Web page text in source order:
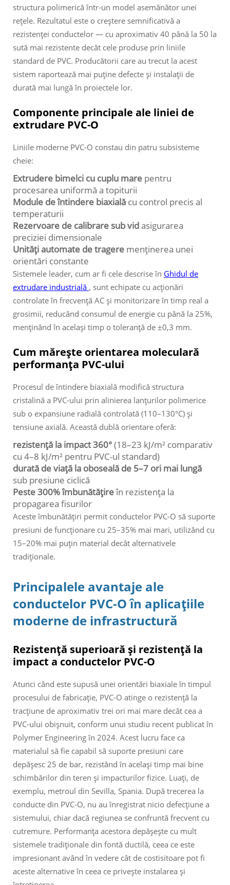
structura polimerică într-un model asemănător unei
rețele. Rezultatul este o creștere semnificativă a
rezistenței conductelor — cu aproximativ 40 până la 50 la
sută mai rezistente decât cele produse prin liniile
standard de PVC. Producătorii care au trecut la acest
sistem raportează mai puține defecte și instalații de
durată mai lungă în proiectele lor.
Componente principale ale liniei de
extrudare PVC-O
Liniile moderne PVC-O constau din patru subsisteme
cheie:
Extrudere bimelci cu cuplu mare pentru
procesarea uniformă a topiturii
Module de întindere biaxială cu control precis al
temperaturii
Rezervoare de calibrare sub vidasigurarea
preciziei dimensionale
Unități automate de tragere menținerea unei
orientări constante
Sistemele leader, cum ar fi cele descrise în Ghidul de
extrudare industrială , sunt echipate cu acționări
controlate în frecvență AC și monitorizare în timp real a
grosimii, reducând consumul de energie cu până la 25%,
menținând în același timp o toleranță de ±0,3 mm.
Cum mărește orientarea moleculară
performanța PVC-ului
Procesul de întindere biaxială modifică structura
cristalină a PVC-ului prin alinierea lanțurilor polimerice
sub o expansiune radială controlată (110–130°C) și
tensiune axială. Această dublă orientare oferă:
rezistență la impact 360°(18–23 kJ/m² comparativ
cu 4–8 kJ/m² pentru PVC-ul standard)
durată de viață la oboseală de 5–7 ori mai lungă
sub presiune ciclică
Peste 300% îmbunătățireîn rezistența la
propagarea fisurilor
Aceste îmbunătățiri permit conductelor PVC-O să suporte
presiuni de funcționare cu 25–35% mai mari, utilizând cu
15–20% mai puțin material decât alternativele
tradiționale.
Principalele avantaje ale
conductelor PVC-O în aplicațiile
moderne de infrastructură
Rezistență superioară și rezistență la
impact a conductelor PVC-O
Atunci când este supusă unei orientări biaxiale în timpul
procesului de fabricație, PVC-O atinge o rezistență la
tracțiune de aproximativ trei ori mai mare decât cea a
PVC-ului obișnuit, conform unui studiu recent publicat în
Polymer Engineering în 2024. Acest lucru face ca
materialul să fie capabil să suporte presiuni care
depășesc 25 de bar, rezistând în același timp mai bine
schimbărilor din teren și impacturilor fizice. Luați, de
exemplu, metroul din Sevilla, Spania. După trecerea la
conducte din PVC-O, nu au înregistrat nicio defecțiune a
sistemului, chiar dacă regiunea se confruntă frecvent cu
cutremure. Performanța acestora depășește cu mult
sistemele tradiționale din fontă ductilă, ceea ce este
impresionant având în vedere cât de costisitoare pot fi
aceste alternative în ceea ce privește instalarea și